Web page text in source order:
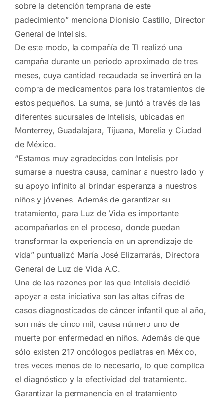
sobre la detención temprana de este
padecimiento” menciona Dionisio Castillo, Director
General de Intelisis.
De este modo, la compañía de TI realizó una
campaña durante un periodo aproximado de tres
meses, cuya cantidad recaudada se invertirá en la
compra de medicamentos para los tratamientos de
estos pequeños. La suma, se juntó a través de las
diferentes sucursales de Intelisis, ubicadas en
Monterrey, Guadalajara, Tijuana, Morelia y Ciudad
de México.
“Estamos muy agradecidos con Intelisis por
sumarse a nuestra causa, caminar a nuestro lado y
su apoyo infinito al brindar esperanza a nuestros
niños y jóvenes. Además de garantizar su
tratamiento, para Luz de Vida es importante
acompañarlos en el proceso, donde puedan
transformar la experiencia en un aprendizaje de
vida” puntualizó María José Elizarrarás, Directora
General de Luz de Vida A.C.
Una de las razones por las que Intelisis decidió
apoyar a esta iniciativa son las altas cifras de
casos diagnosticados de cáncer infantil que al año,
son más de cinco mil, causa número uno de
muerte por enfermedad en niños. Además de que
sólo existen 217 oncólogos pediatras en México,
tres veces menos de lo necesario, lo que complica
el diagnóstico y la efectividad del tratamiento.
Garantizar la permanencia en el tratamiento